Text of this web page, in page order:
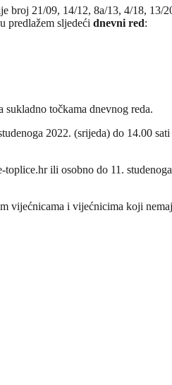
broj 21/09, 14/12, 8a/13, 4/18, 13/
predlažem sljedeći dnevni red:
točkama dnevnog reda.
2022. (srijeda) do 14.00
ili osobno do 11.
vijećnicama i vijećnicima koji